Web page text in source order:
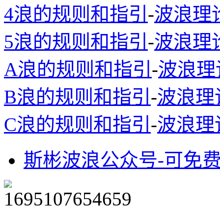
4浪的规则和指引 -波浪理
5浪的规则和指引 -波浪理
A浪的规则和指引 -波浪
B浪的规则和指引 -波浪
C浪的规则和指引 -波浪理
斯彬波浪公众号-可免